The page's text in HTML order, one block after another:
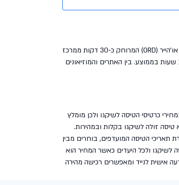
העיר שיקגו השוכנת במדינת אילינוי היא אחת משלושת הערים הגדולות ביותר בארה"ב, טיסות מישראל לשיקגו נוחתות בשדה התעופה הבינלאומי שיקגו או'הייר (ORD) המרוחק כ-30 דקות ממרכז
הלוקוחות כ-12 שעות בממוצע או טיסות קונקשיין מחברות רבות אחרות הלוקחות כ-15-16 שעות בממוצע. בין האתרים והמוזיאונים
כרטיסי הטיסה לשיקגו ולכן מומלץ
זולה לשיקגו בקלות ובמהירות.
תאריכי הטיסה המועדפים, בוחרים מבין
לשיקגו ולכל היעדים כאשר המחיר הוא
אישית לנייד ומאפשרים רכישה מהירה